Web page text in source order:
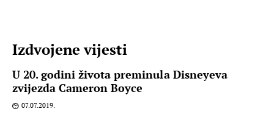
Izdvojene vijesti
U 20. godini života preminula Disneyeva
zvijezda Cameron Boyce
07.07.2019.